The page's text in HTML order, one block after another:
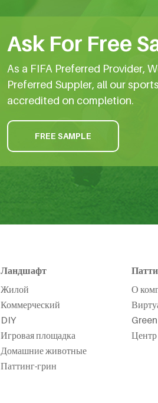
Ask For Free
As a FIFA Preferred Provider,
Preferred Suppler, all our
accredited on completion.
FREE SAMPLE
Ландшафт
Жилой
Коммерческий
DIY
Игровая площадка
Домашние животные
Паттинг-грин
О
Центр